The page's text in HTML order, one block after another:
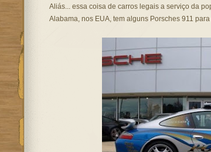
Aliás... essa coisa de carros legais a serviço da
Alabama, nos EUA, tem alguns Porsches 911